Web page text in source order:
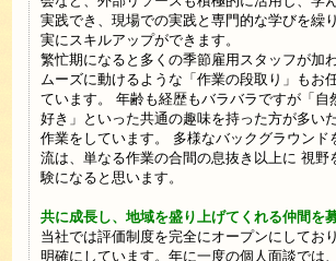
実践でき、現場での実践と専⾨的な学びを繰
実にスキルアップができます。
繁忙期になると多くの季節雇⽤スタッフが加
ムーズに動けるような「作業の段取り」もお
ています。 年齢も経歴もバラバラですが「⾃
好き」といった共通の趣味を持った⽅が多い
作業をしています。 多様なバックグラウンド
流は、単なる作業の合間の息抜き以上に 視野
験になると思います。
共に成⻑し、地域を盛り上げてくれる仲間を
当社では評価制度を完全にオープンにしてお
明確にしています。年に⼀度の個⼈⾯談では